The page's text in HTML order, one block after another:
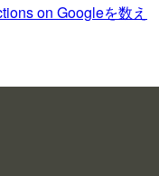
on Googleを数え